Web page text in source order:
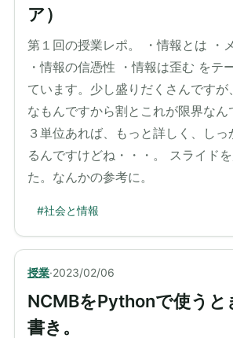
ア）
第１回の授業レポ。 ・情報とは ・
・情報の信憑性 ・情報は歪む をテ
ています。少し盛りだくさんですが
なもんですから割とこれが限界なん
３単位あれば、もっと詳しく、し
るんですけどね・・・。 スライド
た。なんかの参考に。
#社会と情報
授業·2023/02/06
NCMBをPythonで使うと
書き。